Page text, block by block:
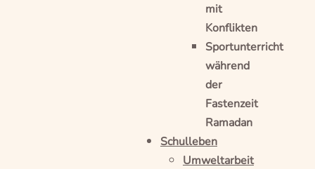
mit
Konflikten
Sportunterricht
während
der
Fastenzeit
Ramadan
Schulleben
Umweltarbeit